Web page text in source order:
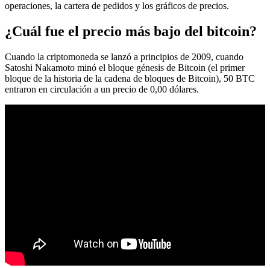
operaciones, la cartera de pedidos y los gráficos de precios.
¿Cuál fue el precio más bajo del bitcoin?
Cuando la criptomoneda se lanzó a principios de 2009, cuando
Satoshi Nakamoto minó el bloque génesis de Bitcoin (el primer
bloque de la historia de la cadena de bloques de Bitcoin), 50 BTC
entraron en circulación a un precio de 0,00 dólares.